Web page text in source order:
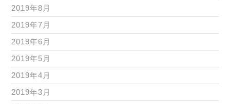
2019年8月
2019年7月
2019年6月
2019年5月
2019年4月
2019年3月